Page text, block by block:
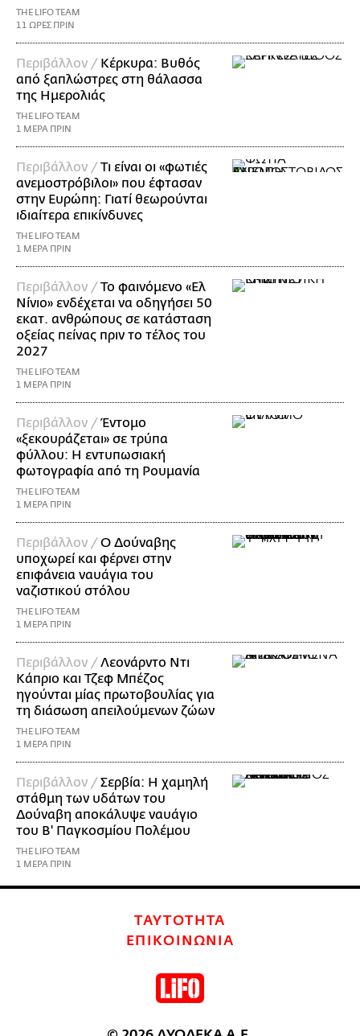
THE LIFO TEAM
11 ΩΡΕΣ ΠΡΙΝ
Περιβάλλον / Κέρκυρα: Βυθός
από ξαπλώστρες στη θάλασσα
της Ημερολιάς
THE LIFO TEAM
1 ΜΕΡΑ ΠΡΙΝ
Περιβάλλον /Τι είναι οι «φωτιές
ανεμοστρόβιλοι» που έφτασαν
στην Ευρώπη: Γιατί θεωρούνται
ιδιαίτερα επικίνδυνες
THE LIFO TEAM
1 ΜΕΡΑ ΠΡΙΝ
Περιβάλλον /Το φαινόμενο «Ελ
Νίνιο» ενδέχεται να οδηγήσει 50
εκατ. ανθρώπους σε κατάσταση
οξείας πείνας πριν το τέλος του
2027
THE LIFO TEAM
1 ΜΕΡΑ ΠΡΙΝ
Περιβάλλον /Έντομο
«ξεκουράζεται» σε τρύπα
φύλλου: Η εντυπωσιακή
φωτογραφία από τη Ρουμανία
THE LIFO TEAM
1 ΜΕΡΑ ΠΡΙΝ
Περιβάλλον /Ο Δούναβης
υποχωρεί και φέρνει στην
επιφάνεια ναυάγια του
ναζιστικού στόλου
THE LIFO TEAM
1 ΜΕΡΑ ΠΡΙΝ
Περιβάλλον /Λεονάρντο Ντι
Κάπριο και Τζεφ Μπέζος
ηγούνται μίας πρωτοβουλίας για
τη διάσωση απειλούμενων ζώων
THE LIFO TEAM
1 ΜΕΡΑ ΠΡΙΝ
Περιβάλλον /Σερβία: Η χαμηλή
στάθμη των υδάτων του
Δούναβη αποκάλυψε ναυάγιο
του Β' Παγκοσμίου Πολέμου
THE LIFO TEAM
1 ΜΕΡΑ ΠΡΙΝ
ΤΑΥΤΟΤΗΤΑ
ΕΠΙΚΟΙΝΩΝΙΑ